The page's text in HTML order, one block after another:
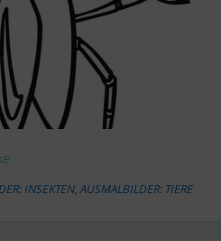
INSEKTEN,AUSMALBILDER: TIERE